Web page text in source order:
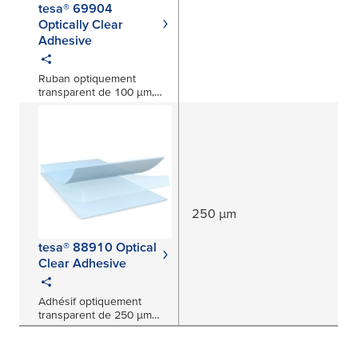
tesa® 69904
Optically Clear
Adhesive
Ruban optiquement
transparent de 100 µm,
tesa® 88910 Optical
Clear Adhesive
Adhésif optiquement
transparent de 250 μm
pour applications de
250 µm